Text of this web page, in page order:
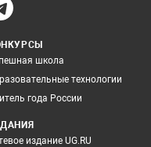
школа
технологии
года России
издание UG.RU